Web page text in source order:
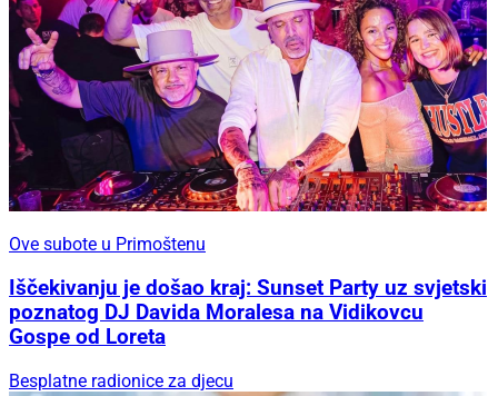
Ove subote u Primoštenu
Iščekivanju je došao kraj: Sunset Party uz svjetski
poznatog DJ Davida Moralesa na Vidikovcu
Gospe od Loreta
Besplatne radionice za djecu